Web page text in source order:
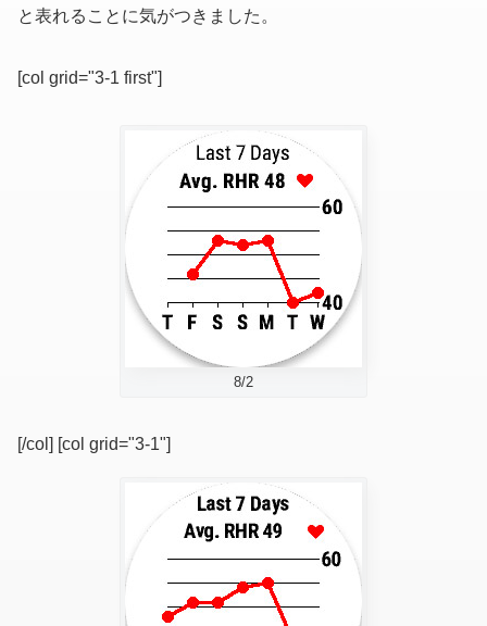
と表れることに気がつきました。
[col grid="3-1 first"]
8/2
[/col] [col grid="3-1"]